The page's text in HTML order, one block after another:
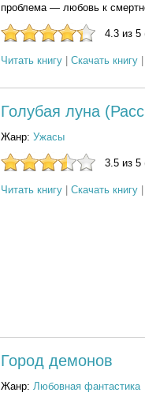
проблема — любовь к
4.3 из 5
Читать книгу Скачать книгу
Голубая луна
Жанр: Ужасы
3.5 из 5
Читать книгу Скачать книгу
Город демонов
Жанр: Любовная фантастика